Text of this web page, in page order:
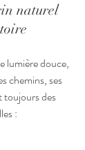
naturel
lumière douce,
chemins, ses
des
: